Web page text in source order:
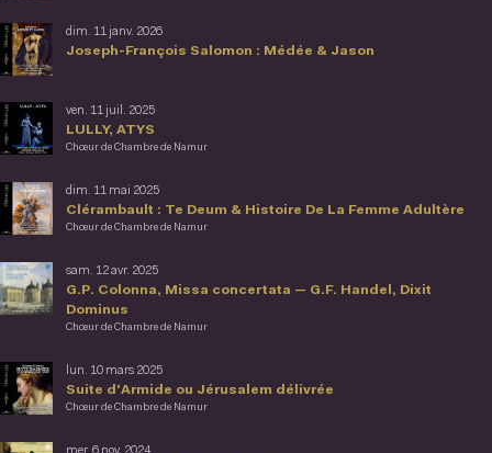
Joseph-François Salomon : Médée & Jason
dim. 11 janv. 2026
LULLY, ATYS
ven. 11 juil. 2025
Chœur de Chambre de Namur
Clérambault : Te Deum & Histoire De La Femme Adultère
dim. 11 mai 2025
Chœur de Chambre de Namur
G.P. Colonna, Missa concertata — G.F. Handel, Dixit
Dominus
sam. 12 avr. 2025
Chœur de Chambre de Namur
Suite d'Armide ou Jérusalem délivrée
lun. 10 mars 2025
Chœur de Chambre de Namur